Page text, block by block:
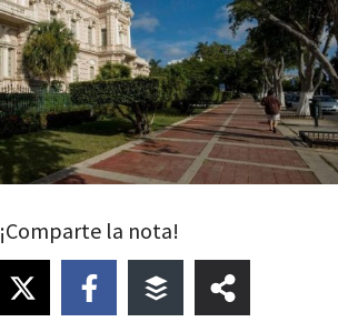
¡Comparte la nota!